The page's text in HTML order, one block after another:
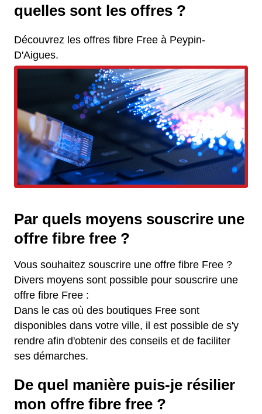
quelles sont les offres ?
Découvrez les offres fibre Free à Peypin-
D'Aigues.
Par quels moyens souscrire une
offre fibre free ?
Vous souhaitez souscrire une offre fibre Free ?
Divers moyens sont possible pour souscrire une
offre fibre Free :
Dans le cas où des boutiques Free sont
disponibles dans votre ville, il est possible de s'y
rendre afin d'obtenir des conseils et de faciliter
ses démarches.
De quel manière puis-je résilier
mon offre fibre free ?